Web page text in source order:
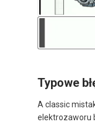
Typowe
A classic
elektrozaworu